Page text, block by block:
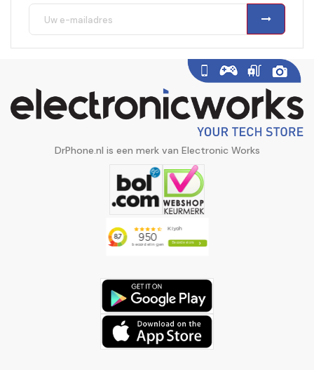
DrPhone.nl is een merk van Electronic Works